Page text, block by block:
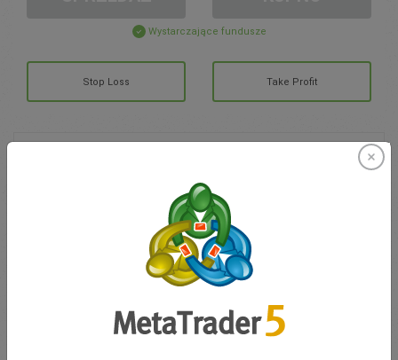
Wystarczające fundusze
Stop Loss Take Profit
ZARZĄDZANIE KONTEM